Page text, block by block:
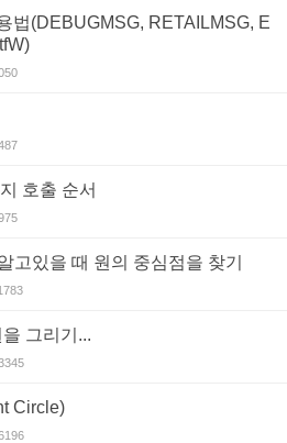
법(DEBUGMSG, RETAILMSG, E
호출 순서
고있을 때 원의 중심점을 찾기
그리기...
Circle)